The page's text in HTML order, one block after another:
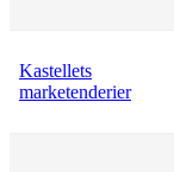
Kastellets
marketenderier